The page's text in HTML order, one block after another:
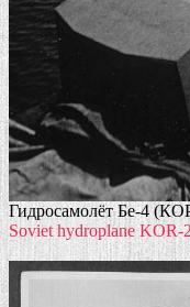
Гидросамолёт Бе-4
Soviet hydroplane KOR-